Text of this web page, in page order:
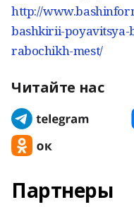
http://
bashkirii-poyavitsya-
rabochikh-mest/
Читайте нас
Партнеры